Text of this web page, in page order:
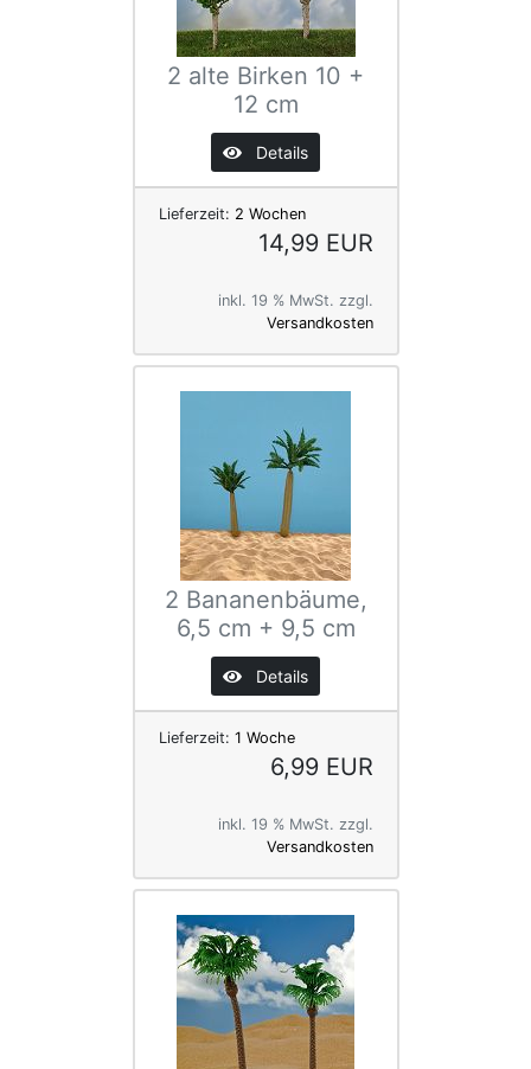
2 alte Birken 10 +
12 cm
Details
Lieferzeit: 2 Wochen
14,99 EUR
inkl. 19 % MwSt. zzgl.
Versandkosten
2 Bananenbäume,
6,5 cm + 9,5 cm
Details
Lieferzeit: 1 Woche
6,99 EUR
inkl. 19 % MwSt. zzgl.
Versandkosten